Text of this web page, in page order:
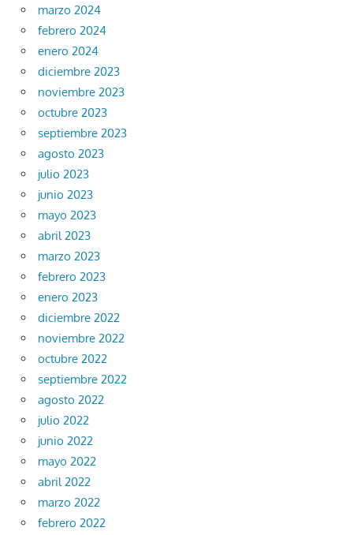
marzo 2024
febrero 2024
enero 2024
diciembre 2023
noviembre 2023
octubre 2023
septiembre 2023
agosto 2023
julio 2023
junio 2023
mayo 2023
abril 2023
marzo 2023
febrero 2023
enero 2023
diciembre 2022
noviembre 2022
octubre 2022
septiembre 2022
agosto 2022
julio 2022
junio 2022
mayo 2022
abril 2022
marzo 2022
febrero 2022